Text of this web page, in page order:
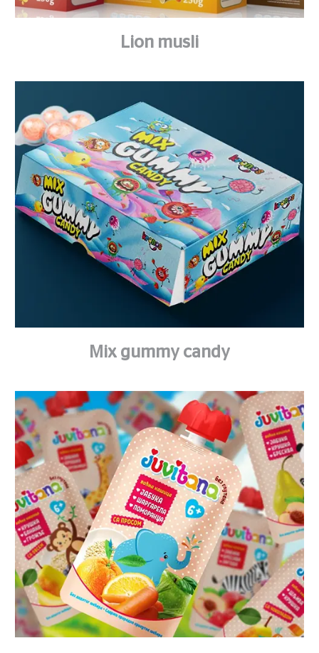
Lion musli
Mix gummy candy